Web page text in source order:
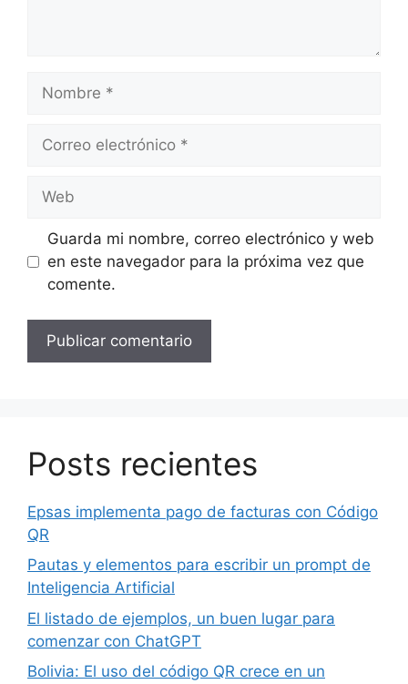
Nombre
Correo
Web
Guarda mi nombre, correo electrónico y web
en este navegador para la próxima vez que
comente.
Posts recientes
Epsas implementa pago de facturas con Código
QR
Pautas y elementos para escribir un prompt de
Inteligencia Artificial
El listado de ejemplos, un buen lugar para
comenzar con ChatGPT
Bolivia: El uso del código QR crece en un